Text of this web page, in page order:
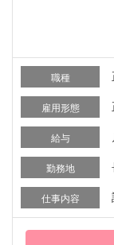
職種
雇用形態
給与
勤務地
仕事内容